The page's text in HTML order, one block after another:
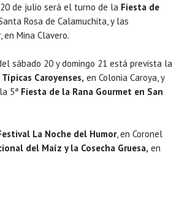
de julio será el turno de la Fiesta de
Rosa de Calamuchita, y las
en Mina Clavero.
sábado 20 y domingo 21 está prevista la
Caroyenses, en Colonia Caroya, y
5ª Fiesta de la Rana Gourmet en San
La Noche del Humor, en Coronel
del Maíz y la Cosecha Gruesa, en